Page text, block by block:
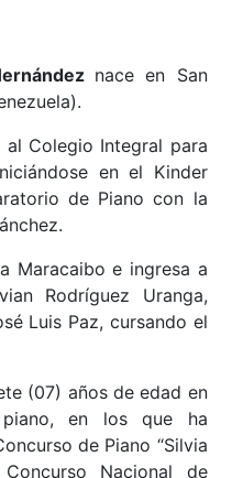
nace en San
Colegio Integral para
en el Kinder
de Piano con la
Maracaibo e ingresa a
Rodríguez Uranga,
Luis Paz, cursando el
(07) años de edad en
piano, en los que ha
de Piano “Silvia
Concurso Nacional de